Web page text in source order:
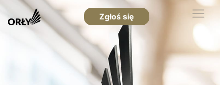
Zgłoś się